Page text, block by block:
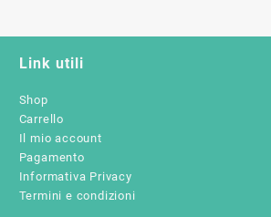
Link utili
Shop
Carrello
Il mio account
Pagamento
Informativa Privacy
Termini e condizioni